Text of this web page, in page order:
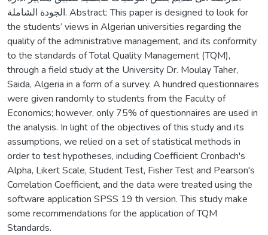
الجودة الشاملة. Abstract: This paper is designed to look for
the students’ views in Algerian universities regarding the
quality of the administrative management, and its conformity
to the standards of Total Quality Management (TQM),
through a field study at the University Dr. Moulay Taher,
Saida, Algeria in a form of a survey. A hundred questionnaires
were given randomly to students from the Faculty of
Economics; however, only 75% of questionnaires are used in
the analysis. In light of the objectives of this study and its
assumptions, we relied on a set of statistical methods in
order to test hypotheses, including Coefficient Cronbach's
Alpha, Likert Scale, Student Test, Fisher Test and Pearson's
Correlation Coefficient, and the data were treated using the
software application SPSS 19 th version. This study make
some recommendations for the application of TQM
Standards.